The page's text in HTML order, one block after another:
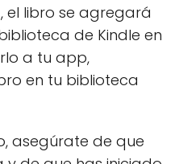
libro se agregará
de Kindle en
a tu app,
en tu biblioteca
asegúrate de que